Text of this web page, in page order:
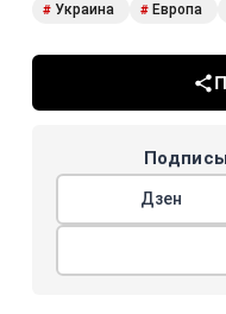
# Украина # Европа
Дзен